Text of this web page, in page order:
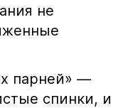
не
парней» —
спинки, и